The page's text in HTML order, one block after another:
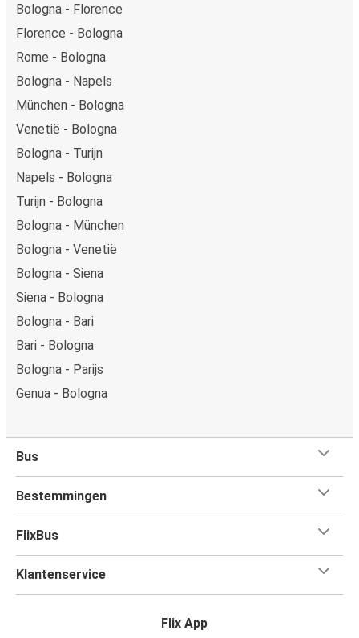
Bologna - Florence
Florence - Bologna
Rome - Bologna
Bologna - Napels
München - Bologna
Venetië - Bologna
Bologna - Turijn
Napels - Bologna
Turijn - Bologna
Bologna - München
Bologna - Venetië
Bologna - Siena
Siena - Bologna
Bologna - Bari
Bari - Bologna
Bologna - Parijs
Genua - Bologna
Bus
Bestemmingen
FlixBus
Klantenservice
Flix App